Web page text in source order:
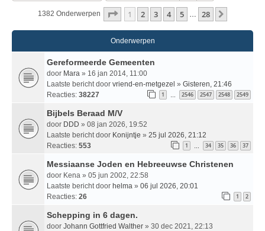
1382 Onderwerpen Pagina Van28
1 2 3 4 5 28
Onderwerpen
Gereformeerde Gemeenten
door Mara » 16 jan 2014, 11:00
Laatste bericht door vriend-en-metgezel » Gisteren, 21:46
Reacties: 38227 1 … 2546 2547 2548 2549
Bijbels Beraad M/V
door DDD » 08 jan 2026, 19:52
Laatste bericht door Konijntje » 25 jul 2026, 21:12
Reacties: 553 1 … 34 35 36 37
Messiaanse Joden en Hebreeuwse Christenen
door Kena » 05 jun 2002, 22:58
Laatste bericht door helma » 06 jul 2026, 20:01
Reacties: 26 1 2
Schepping in 6 dagen.
door Johann Gottfried Walther » 30 dec 2021, 22:13